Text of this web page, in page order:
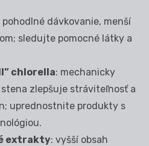
pohodlné dávkovanie, menší
sledujte pomocné látky a
chlorella: mechanicky
zlepšuje stráviteľnosť a
uprednostnite produkty s
extrakty: vyšší obsah